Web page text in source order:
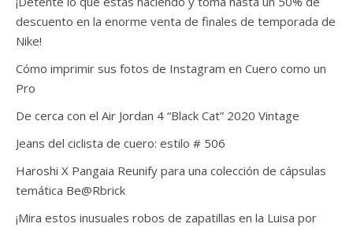
descuento en la enorme venta de finales de temporada de
Nike!
Cómo imprimir sus fotos de Instagram en Cuero como un
Pro
De cerca con el Air Jordan 4 “Black Cat” 2020 Vintage
Jeans del ciclista de cuero: estilo # 506
Haroshi X Pangaia Reunify para una colección de cápsulas
temática Be@Rbrick
¡Mira estos inusuales robos de zapatillas en la Luisa por